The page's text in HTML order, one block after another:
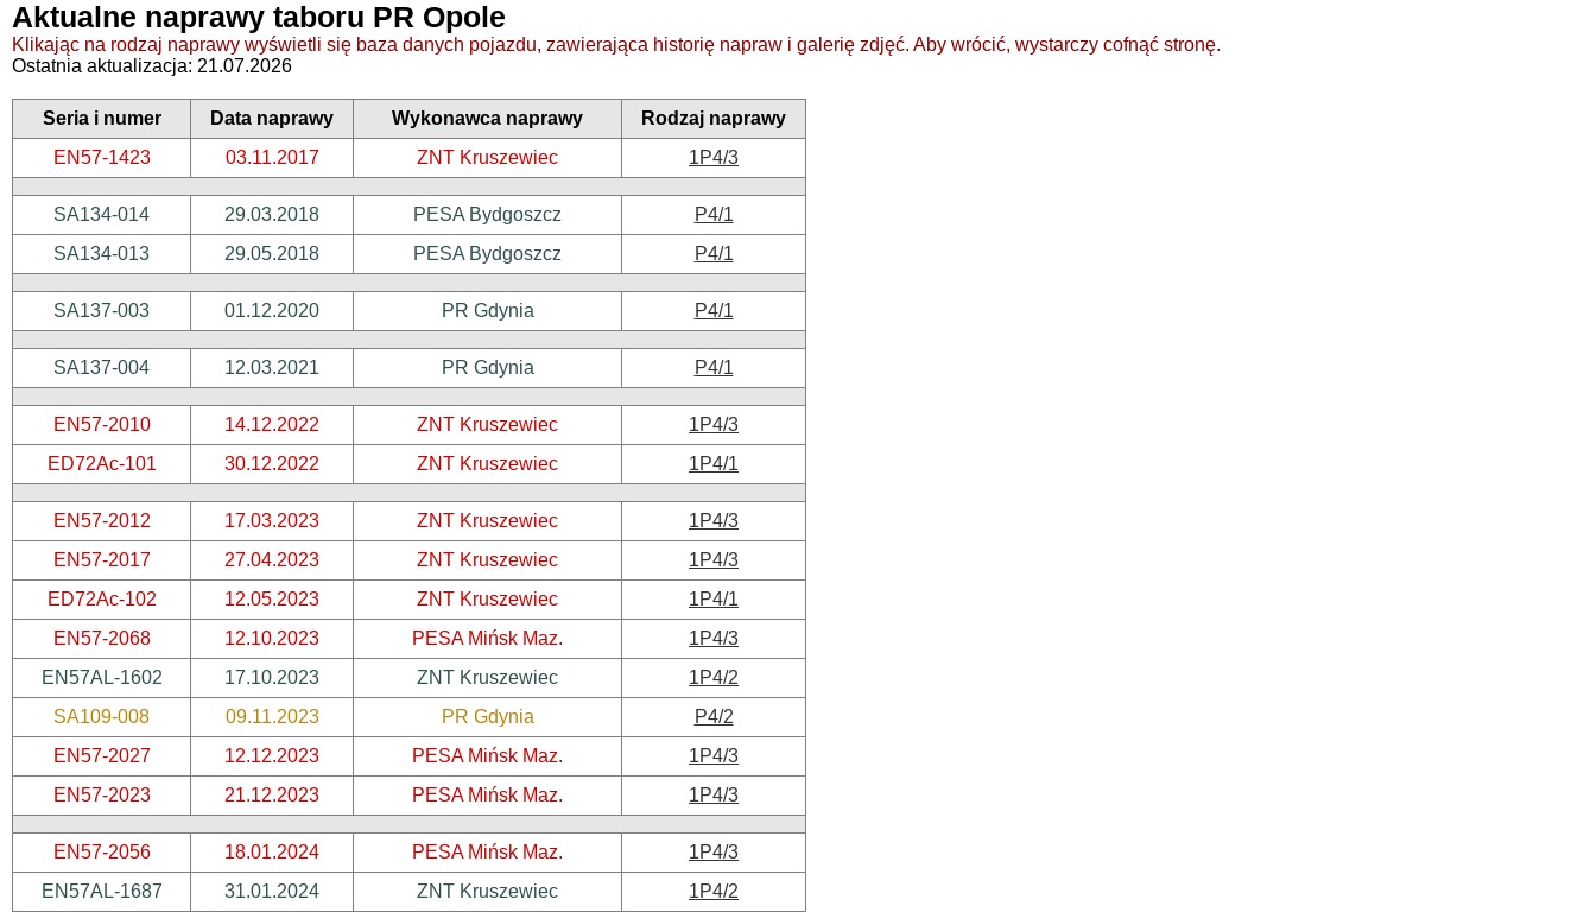
Aktualne naprawy taboru PR Opole
Klikając na rodzaj naprawy wyświetli się baza danych pojazdu, zawierająca historię napraw i galerię zdjęć. Aby wrócić, wystarczy cofnąć stronę.
Ostatnia aktualizacja: 21.07.2026
Seria i numer Data naprawy Wykonawca naprawy
Rodzaj naprawy
EN57-1423
03.11.2017 ZNT Kruszewiec 1P4/3
SA134-014 29.03.2018 PESA Bydgoszcz
P4/1
SA134-013
29.05.2018 PESA Bydgoszcz P4/1
SA137-003 01.12.2020 PR Gdynia P4/1
SA137-004 12.03.2021 PR Gdynia P4/1
EN57-2010 14.12.2022 ZNT Kruszewiec
1P4/3
ED72Ac-101
30.12.2022 ZNT Kruszewiec 1P4/1
EN57-2012 17.03.2023 ZNT Kruszewiec
1P4/3
EN57-2017
27.04.2023 ZNT Kruszewiec
1P4/3
ED72Ac-102
12.05.2023 ZNT Kruszewiec
1P4/1
EN57-2068
12.10.2023 PESA Mińsk Maz.
1P4/3
EN57AL-1602
17.10.2023 ZNT Kruszewiec
1P4/2
SA109-008
09.11.2023 PR Gdynia
P4/2
EN57-2027
12.12.2023 PESA Mińsk Maz.
1P4/3
EN57-2023
21.12.2023 PESA Mińsk Maz. 1P4/3
EN57-2056 18.01.2024 PESA Mińsk Maz.
1P4/3
EN57AL-1687
31.01.2024 ZNT Kruszewiec
1P4/2